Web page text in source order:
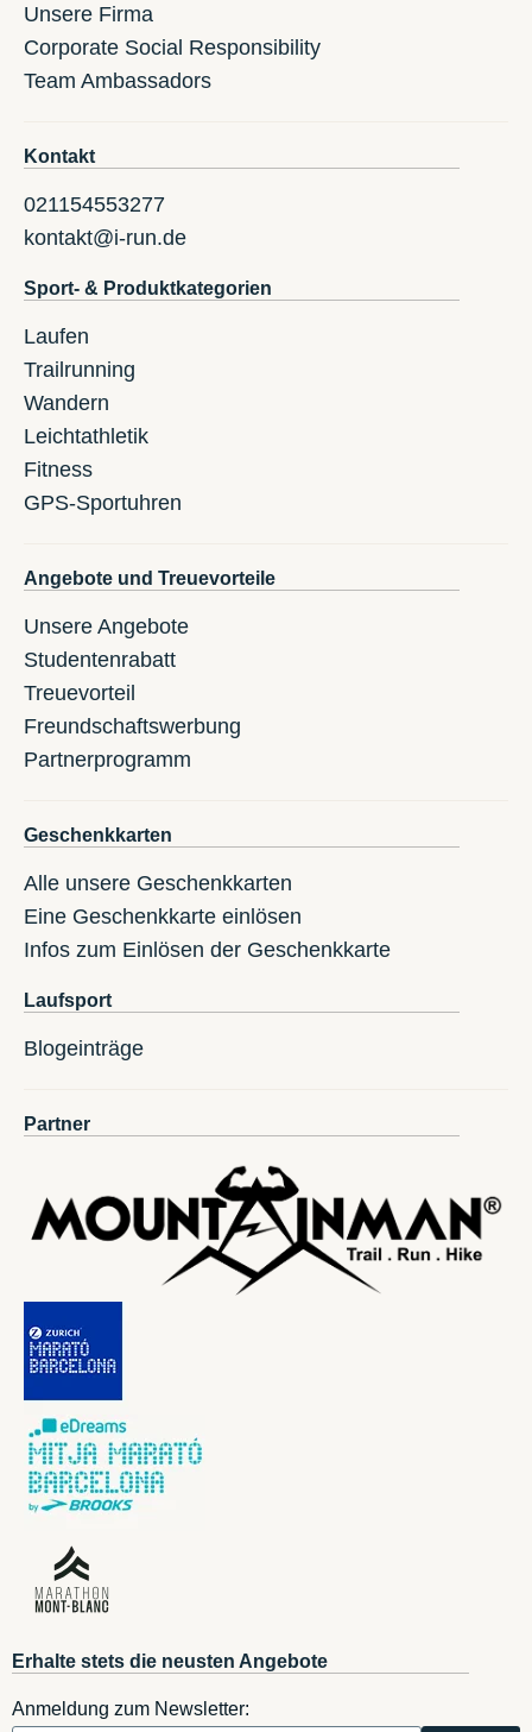
Unsere Firma
Corporate Social Responsibility
Team Ambassadors
Kontakt
021154553277
kontakt@i-run.de
Sport- & Produktkategorien
Laufen
Trailrunning
Wandern
Leichtathletik
Fitness
GPS-Sportuhren
Angebote und Treuevorteile
Unsere Angebote
Studentenrabatt
Treuevorteil
Freundschaftswerbung
Partnerprogramm
Geschenkkarten
Alle unsere Geschenkkarten
Eine Geschenkkarte einlösen
Infos zum Einlösen der Geschenkkarte
Laufsport
Blogeinträge
Partner
Erhalte stets die neusten Angebote
Anmeldung zum Newsletter: